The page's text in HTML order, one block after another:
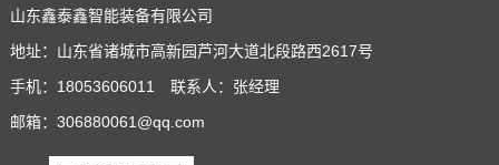
山东鑫泰鑫智能装备有限公司
地址：山东省诸城市高新园芦河大道北段路西2617号
手机：18053606011 联系人：张经理
邮箱：306880061@qq.com